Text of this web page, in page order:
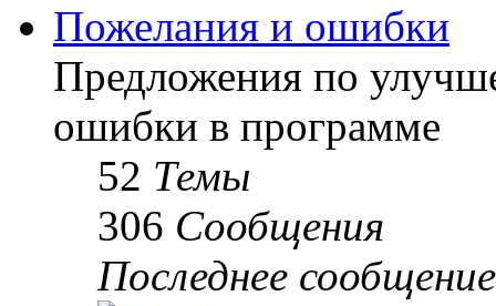
Пожелания и ошибки
Предложения по
ошибки в программе
52 Темы
306 Сообщения
Последнее сообщение